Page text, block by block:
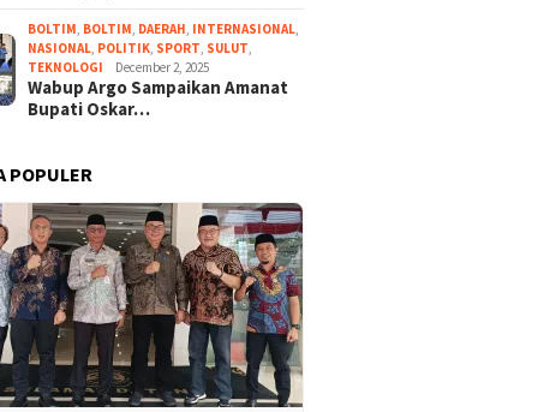
BOLTIM, BOLTIM, DAERAH, INTERNASIONAL,
NASIONAL, POLITIK, SPORT, SULUT,
TEKNOLOGI
December 2, 2025
Wabup Argo Sampaikan Amanat
Bupati Oskar…
POPULER